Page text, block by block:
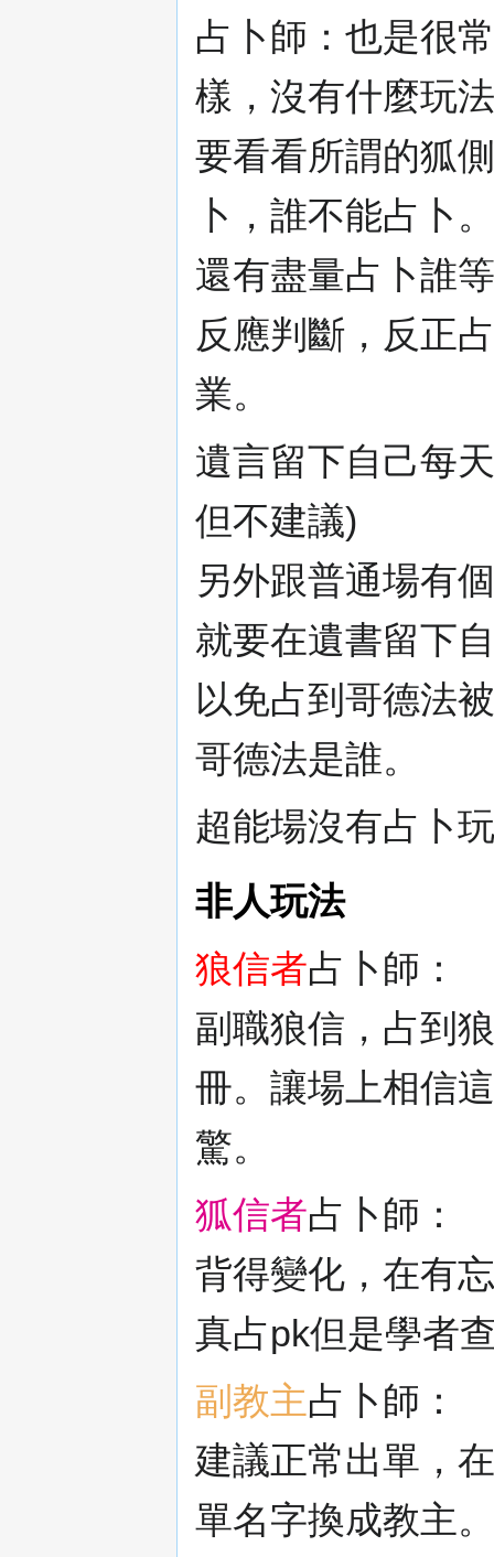
占卜師：也是很
樣，沒有什麼玩
要看看所謂的狐
卜，誰不能占卜。
還有盡量占卜誰
反應判斷，反正
業。
遺言留下自己每
但不建議)
另外跟普通場有
就要在遺書留下
以免占到哥德法
哥德法是誰。
超能場沒有占卜
非人玩法
狼信者占卜師：
副職狼信，占到
冊。讓場上相信
驚。
狐信者占卜師：
背得變化，在有
真占pk但是學者
副教主占卜師：
建議正常出單，
單名字換成教主